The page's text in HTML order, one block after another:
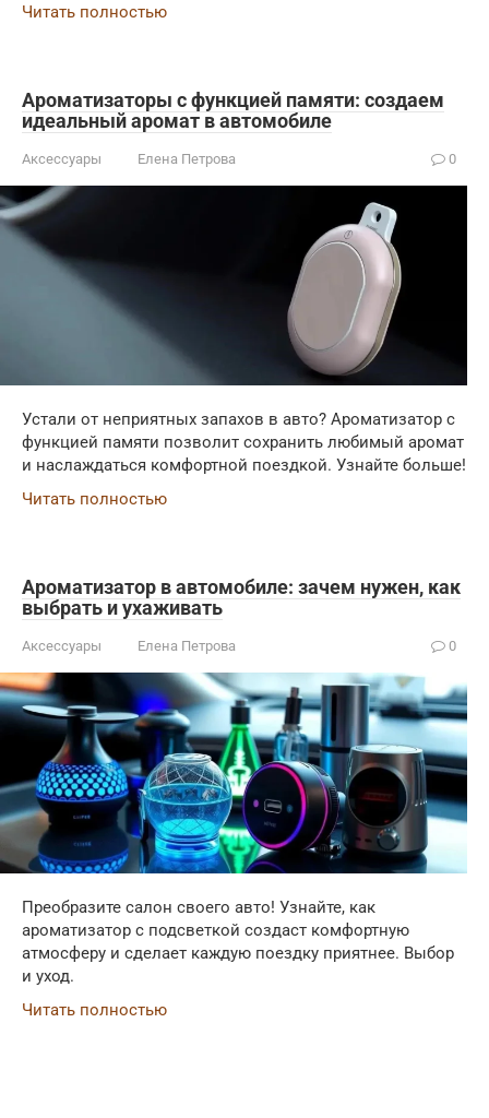
Читать полностью
Ароматизаторы с функцией памяти: создаем
идеальный аромат в автомобиле
Аксессуары Елена Петрова 0
Устали от неприятных запахов в авто? Ароматизатор с
функцией памяти позволит сохранить любимый аромат
и наслаждаться комфортной поездкой. Узнайте больше!
Читать полностью
Ароматизатор в автомобиле: зачем нужен, как
выбрать и ухаживать
Аксессуары Елена Петрова 0
Преобразите салон своего авто! Узнайте, как
ароматизатор с подсветкой создаст комфортную
атмосферу и сделает каждую поездку приятнее. Выбор
и уход.
Читать полностью